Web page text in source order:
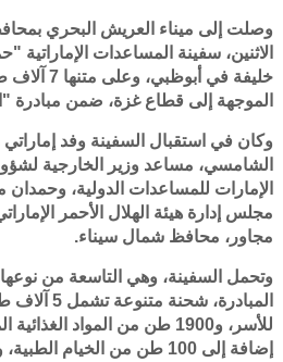
وصلت إلى ميناء العريش البحري
الاثنين، سفينة المساعدات
خليفة في
الموجهة إلى قطاع غزة، ضمن مبادرة
وكان في استقبال السفينة وفد
الشامسي، مساعد وزير الخارجية
الإمارات للمساعدات الدولية،
مجلس إدارة هيئة الهلال الأحمر
مجاور، محافظ شمال سيناء.
وتحمل السفينة، وهي التاسعة من
المبادرة،
للأسر، و1900 طن من المواد
إضافة إلى 100 طن من